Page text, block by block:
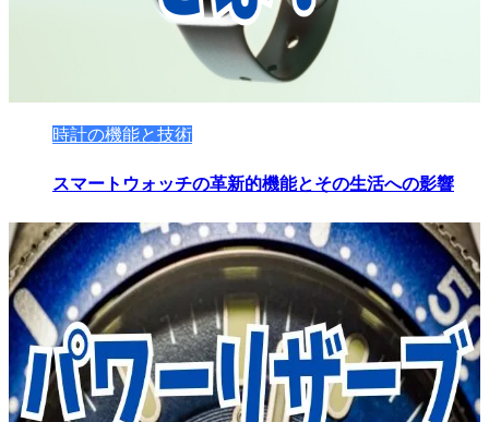
時計の機能と技術
スマートウォッチの革新的機能とその生活への影響